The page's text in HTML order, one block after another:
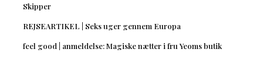
Skipper
REJSEARTIKEL | Seks uger gennem Europa
feel good | anmeldelse: Magiske nætter i fru Yeoms butik